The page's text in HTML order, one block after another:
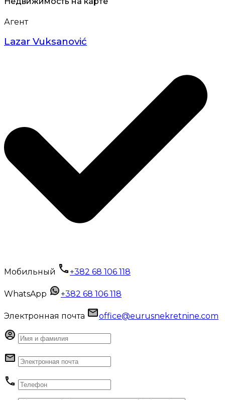
Агент
Lazar Vuksanović
Мобильный +382 68 106 118
WhatsApp +382 68 106 118
Электронная почта office@eurusnekretnine.com